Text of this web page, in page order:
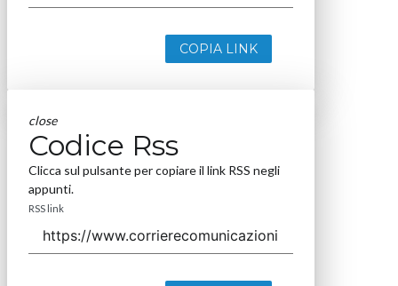
COPIA LINK
close
Codice Rss
Clicca sul pulsante per copiare il link RSS negli
appunti.
RSS link